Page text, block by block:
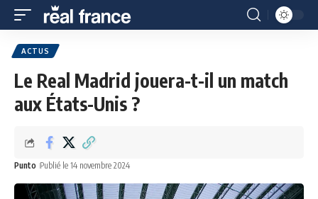
ACTUS
Le Real Madrid jouera-t-il un match
aux États-Unis ?
Punto Publié le 14 novembre 2024